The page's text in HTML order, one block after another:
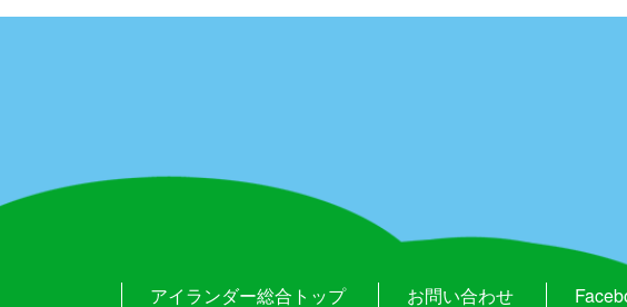
アイランダー総合トップ お問い合わせ